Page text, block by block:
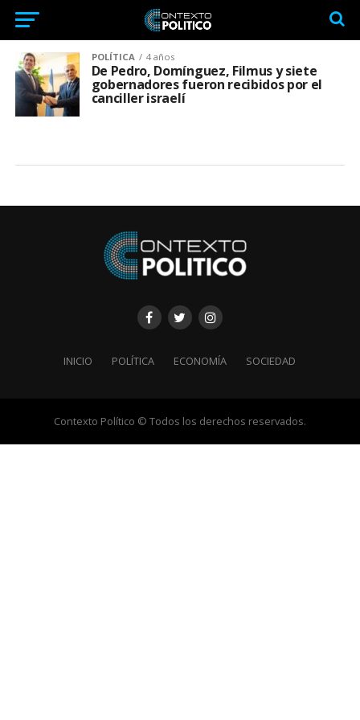
POLÍTICA 4 años
De Pedro, Domínguez, Filmus y siete
gobernadores fueron recibidos por el
canciller israelí
INICIO POLÍTICA ECONOMÍA SOCIEDAD
Contexto Político © Todos los derechos reservados.